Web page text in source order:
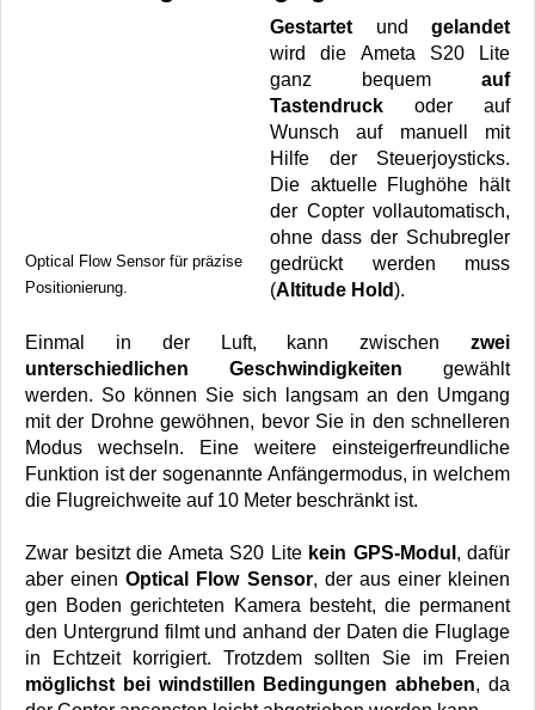
Optical Flow Sensor für präzise
Positionierung.
Gestartet und gelandet
wird die Ameta S20 Lite
ganz bequem auf
Tastendruck oder auf
Wunsch auf manuell mit
Hilfe der Steuerjoysticks.
Die aktuelle Flughöhe hält
der Copter vollautomatisch,
ohne dass der Schubregler
gedrückt werden muss
(Altitude Hold).
Einmal in der Luft, kann zwischen zwei
unterschiedlichen Geschwindigkeiten gewählt
werden. So können Sie sich langsam an den Umgang
mit der Drohne gewöhnen, bevor Sie in den schnelleren
Modus wechseln. Eine weitere einsteigerfreundliche
Funktion ist der sogenannte Anfängermodus, in welchem
die Flugreichweite auf 10 Meter beschränkt ist.
Zwar besitzt die Ameta S20 Lite kein GPS-Modul , dafür
aber einenOptical Flow Sensor, der aus einer kleinen
gen Boden gerichteten Kamera besteht, die permanent
den Untergrund filmt und anhand der Daten die Fluglage
in Echtzeit korrigiert. Trotzdem sollten Sie im Freien
möglichst bei windstillen Bedingungen abheben, da